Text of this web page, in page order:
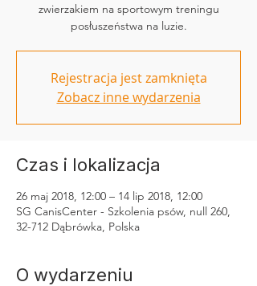
zwierzakiem na sportowym treningu
posłuszeństwa na luzie.
Rejestracja jest zamknięta
Zobacz inne wydarzenia
Czas i lokalizacja
26 maj 2018, 12:00 – 14 lip 2018, 12:00
SG CanisCenter - Szkolenia psów, null 260,
32-712 Dąbrówka, Polska
O wydarzeniu